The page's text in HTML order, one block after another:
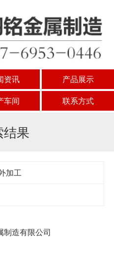
资讯
产品展示
车间 联系方式
果
加工
制造有限公司